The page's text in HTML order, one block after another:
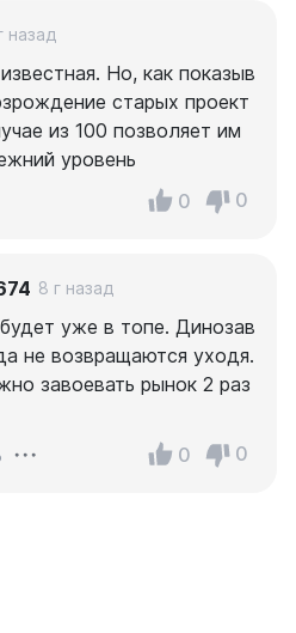
назад
Но, как показыв
старых проект
из 100 позволяет им
уровень
0 0
8 г назад
уже в топе. Динозав
не возвращаются уходя.
завоевать рынок 2 раз
0 0